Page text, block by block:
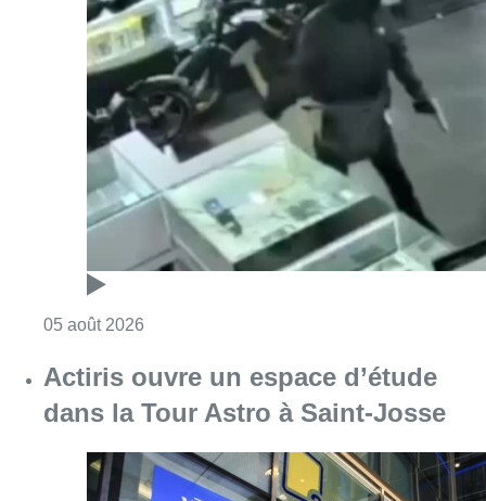
05 août 2026
Actiris ouvre un espace d’étude
dans la Tour Astro à Saint-Josse